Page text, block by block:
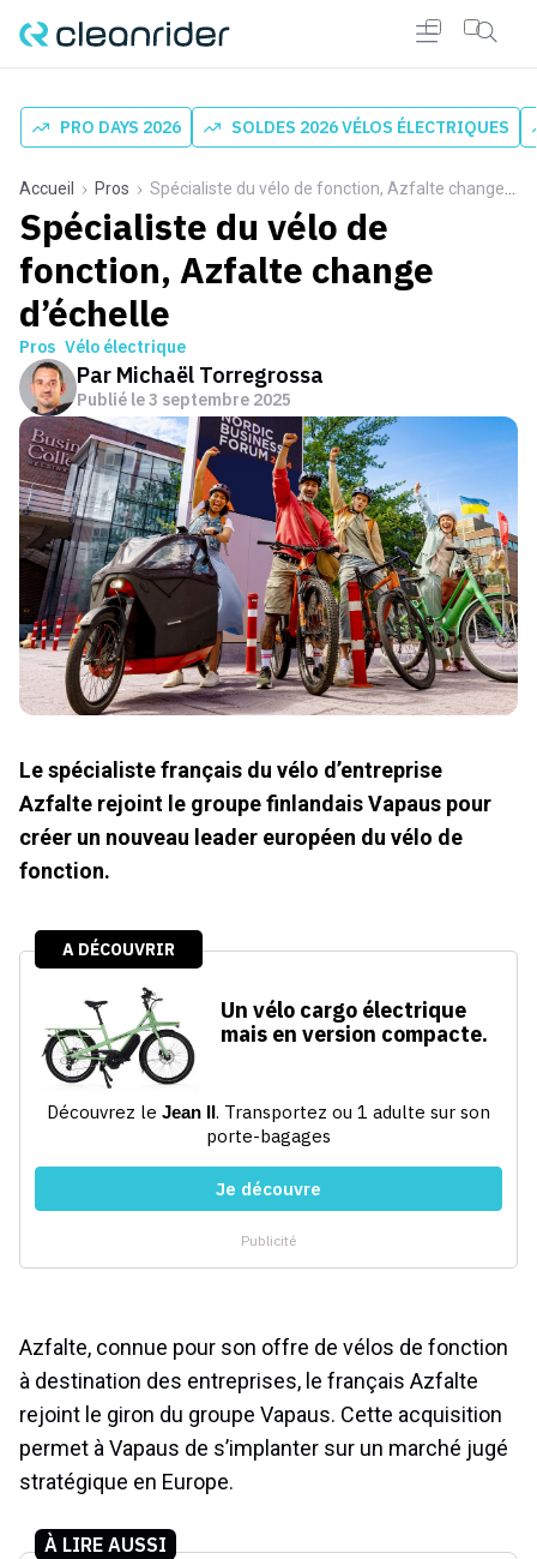
PRO DAYS 2026 SOLDES 2026 VÉLOS ÉLECTRIQUES
Accueil Pros Spécialiste du vélo de fonction, Azfalte change d’échelle
Spécialiste du vélo de
fonction, Azfalte change
d’échelle
Pros Vélo électrique
Par Michaël Torregrossa
Publié le3 septembre 2025
Le spécialiste français du vélo d’entreprise
Azfalte rejoint le groupe finlandais Vapaus pour
créer un nouveau leader européen du vélo de
fonction.
Azfalte, connue pour son offre de vélos de fonction
à destination des entreprises, le français Azfalte
rejoint le giron du groupe Vapaus. Cette acquisition
permet à Vapaus de s’implanter sur un marché jugé
stratégique en Europe.
À LIRE AUSSI